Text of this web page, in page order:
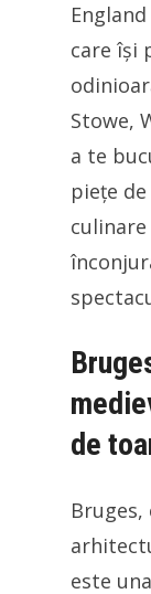
care își
Stowe,
a te
piețe
de
este